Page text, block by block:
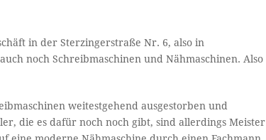
in der Sterzingerstraße Nr. 6, also in
noch Schreibmaschinen und Nähmaschinen. Also
weitestgehend ausgestorben und
die es dafür noch noch gibt, sind allerdings Meister